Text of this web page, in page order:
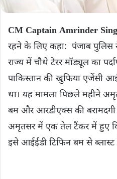
CM Captain Amrinder
रहने के लिए कहा: पंजाब पुलिस
राज्य में चौथे टेरर मॉड्यूल का
पाकिस्तान की खुफिया एजेंसी
था। यह मामला पिछले महीने
बम और आरडीएक्स की
अमृतसर में एक तेल टैंकर में हुए
इसे आईईडी टिफिन बम से ब्लास्ट